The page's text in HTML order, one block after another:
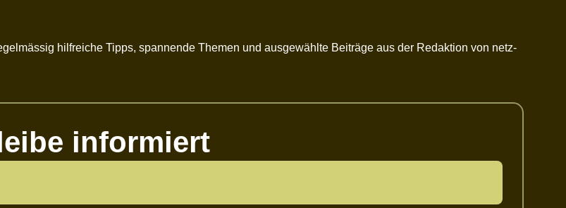
hilfreiche Tipps, spannende Themen und ausgewählte Beiträge aus der Redaktion von netz-
informiert